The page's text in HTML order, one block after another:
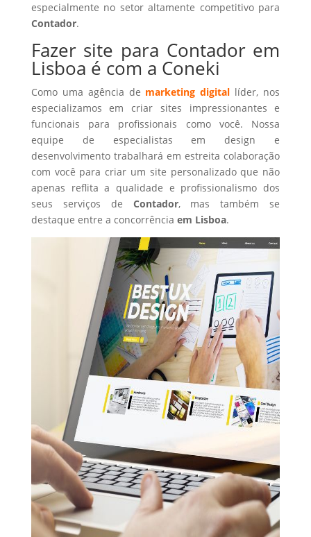
especialmente no setor altamente competitivo para
Contador.
Fazer site para Contador em
Lisboa é com a Coneki
Como uma agência de marketing digital líder, nos
especializamos em criar sites impressionantes e
funcionais para profissionais como você. Nossa
equipe de especialistas em design e
desenvolvimento trabalhará em estreita colaboração
com você para criar um site personalizado que não
apenas reflita a qualidade e profissionalismo dos
seus serviços de Contador, mas também se
destaque entre a concorrência em Lisboa.